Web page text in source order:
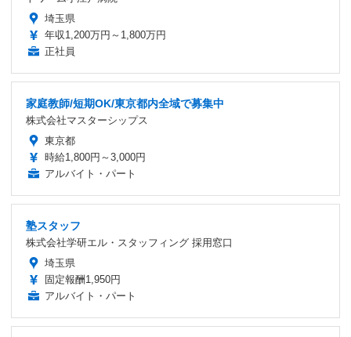
埼玉県
年収1,200万円～1,800万円
正社員
家庭教師/短期OK/東京都内全域で募集中
株式会社マスターシップス
東京都
時給1,800円～3,000円
アルバイト・パート
塾スタッフ
株式会社学研エル・スタッフィング 採用窓口
埼玉県
固定報酬1,950円
アルバイト・パート